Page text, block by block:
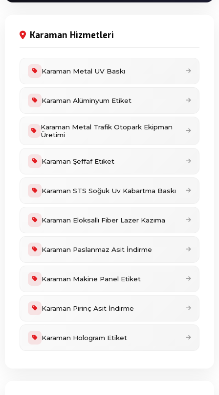
Karaman Hizmetleri
Karaman Metal UV Baskı
Karaman Alüminyum Etiket
Karaman Metal Trafik Otopark Ekipman
Üretimi
Karaman Şeffaf Etiket
Karaman STS Soğuk Uv Kabartma Baskı
Karaman Eloksallı Fiber Lazer Kazıma
Karaman Paslanmaz Asit İndirme
Karaman Makine Panel Etiket
Karaman Pirinç Asit İndirme
Karaman Hologram Etiket